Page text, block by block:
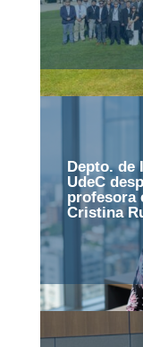
Depto. de
UdeC
profesora
Cristina